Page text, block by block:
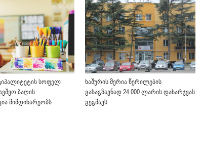
სოფელ
ბაღის
მიმდინარეობს
ხაშურის მერია წერილების
გასაგზავნად 24 000 ლარის დახარჯვას
გეგმავს